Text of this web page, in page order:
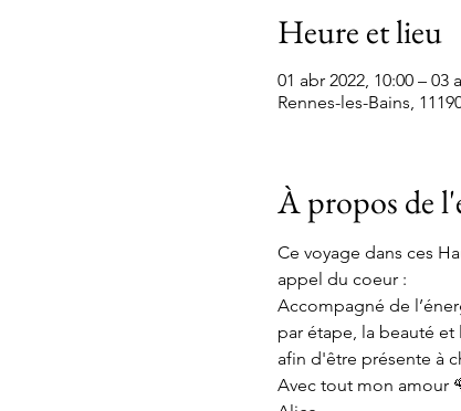
Heure et lieu
01 abr 2022, 10:00 – 03
Rennes-les-Bains,
À propos de
Ce voyage dans ces
appel du coeur :
Accompagné de
par étape, la beauté
afin d'être présente à
Avec tout mon amour